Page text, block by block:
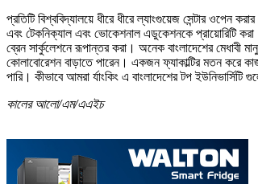
প্রতিটি বিশ্ববিদ্যালয়ে ধীরে ধীরে ল্যাংগুয়েজ সেন্টার ওপেন
এবং টেকনিক্যাল এবং ভোকেশনাল এডুকেশনকে প্রায়োরিটি
ব্রেন সার্কুলেশনে রূপান্তর করা। অনেক বাংলাদেশের মেধাবী
কোলাবোরেশন বাড়াতে পারেন। একজন ফ্যাকাল্টির মতন করে
পারি। কীভাবে আমরা র্যাংকিং এ বাংলাদেশের টপ
কালের আলো/এম/এএইচ